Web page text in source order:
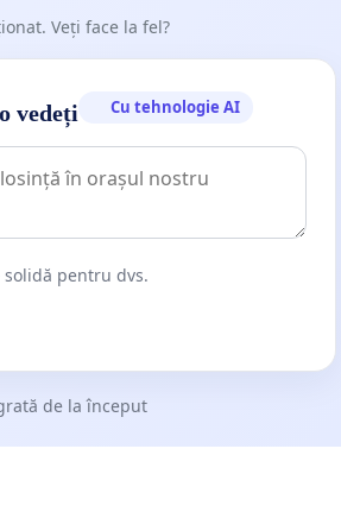
Veți face la fel?
vedeți Cu tehnologie AI
pentru dvs.
de la început